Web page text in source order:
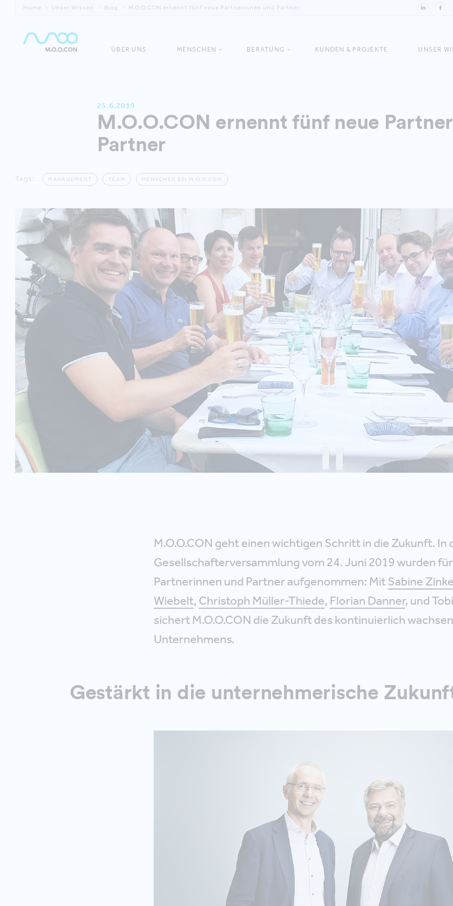
Home Unser Wissen Blog M.O.O.CON ernennt fünf neue Partnerinnen und Partner
ÜBER UNS MENSCHEN BERATUNG KUNDEN & PROJEKTE UNSER
25.6.2019
M.O.O.CON ernennt fünf neue
Partner
Tags: MANAGEMENT TEAM MENSCHEN BEI M.O.O.CON
M.O.O.CON geht einen wichtigen Schritt in die Zukunft. In
Gesellschafterversammlung vom 24. Juni 2019 wurden
Partnerinnen und Partner aufgenommen: MitSabine
Wiebelt, Christoph Müller-Thiede, Florian Danner, und
sichert M.O.O.CON die Zukunft des kontinuierlich
Unternehmens.
Gestärkt in die unternehmerische